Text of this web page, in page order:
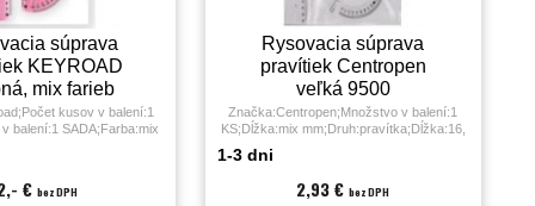
súprava
KEYROAD
mix farieb
kusov v balení:1
balení:1 SADA;Farba:mix
x 0,30
gramov;
€bez DPH
Rysovacia súprava
pravítiek Centropen
veľká 9500
Značka:Centropen;Množstvo v balení:1
KS;Dĺžka:mix mm;Druh:pravítka;Dĺžka:16,
1-3 dni
2,93 €bez DPH